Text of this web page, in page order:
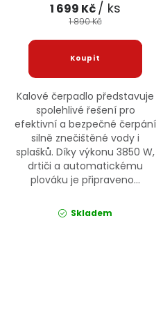
1 699 Kč/ ks
1 890 Kč
Kalové čerpadlo představuje
spolehlivé řešení pro
efektivní a bezpečné čerpání
silně znečištěné vody i
splašků. Díky výkonu 3850 W,
drtiči a automatickému
plováku je připraveno...
Skladem